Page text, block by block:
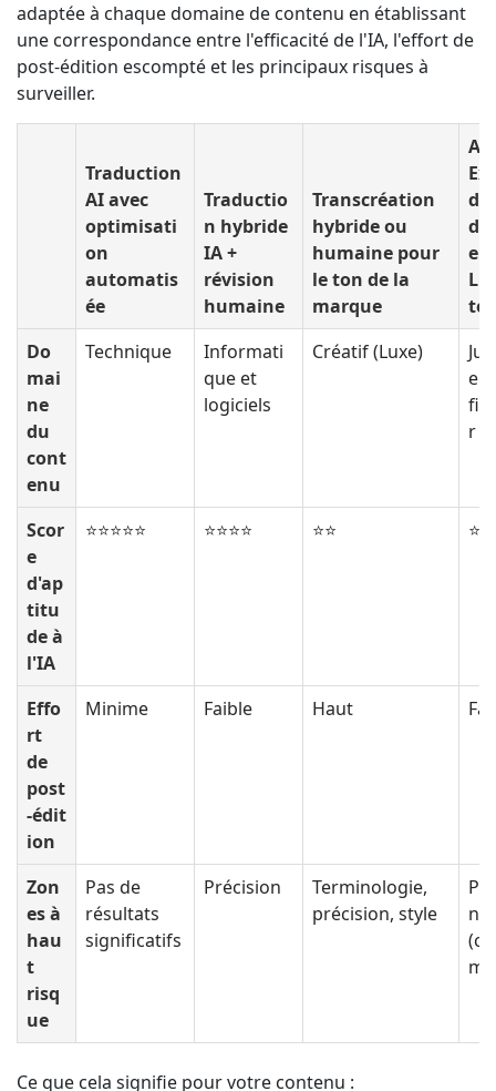
adaptée à chaque domaine de contenu en établissant
une correspondance entre l'efficacité de l'IA, l'effort de
post-édition escompté et les principaux risques à
surveiller.
Traduction
AI avec
optimisati
on
automatis
ée
Traductio
n hybride
IA +
révision
humaine
Transcréation
hybride ou
humaine pour
le ton de la
marque
AI
de
e
te
Do
mai
ne
du
cont
enu
Technique
Informati
que et
logiciels
Créatif (Luxe)
e
r
Scor
e
d'ap
titu
de à
l'IA
⭐⭐⭐⭐⭐ ⭐⭐⭐⭐ ⭐⭐
Effo
rt
de
post
-édit
ion
Minime Faible Haut
Zon
es à
hau
t
risq
ue
Pas de
résultats
significatifs
Précision
Terminologie,
précision, style
n
Ce que cela signifie pour votre contenu :